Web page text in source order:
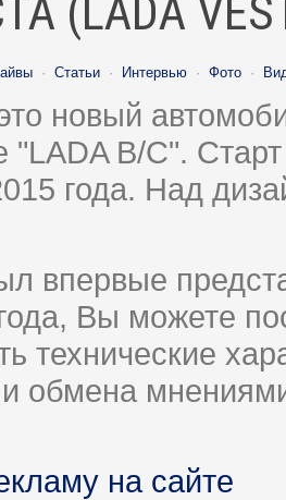
(LADA
· Статьи · Интервью · Фото ·
новый
B/C".
года. Над
впервые
Вы можете
технические
обмена
на сайте